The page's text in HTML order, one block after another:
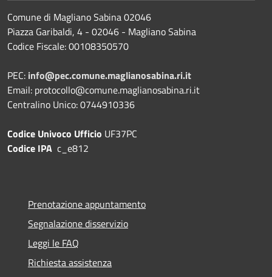
Comune di Magliano Sabina 02046
Piazza Garibaldi, 4 - 02046 - Magliano Sabina
Codice Fiscale: 00108350570
PEC: info@pec.comune.maglianosabina.ri.it
Email: protocollo@comune.maglianosabina.ri.it
Centralino Unico: 0744910336
Codice Univoco Ufficio UF37PC
Codice IPA c_e812
Prenotazione appuntamento
Segnalazione disservizio
Leggi le FAQ
Richiesta assistenza